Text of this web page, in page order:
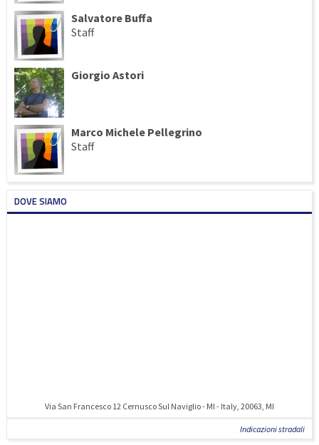
Salvatore Buffa
Staff
Giorgio Astori
Marco Michele Pellegrino
Staff
DOVE SIAMO
Via San Francesco 12 Cernusco Sul Naviglio - MI - Italy, 20063, MI
Indicazioni stradali